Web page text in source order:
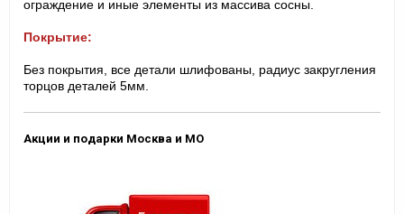
ограждение и иные элементы из массива сосны.
Покрытие:
Без покрытия, все детали шлифованы, радиус закругления
торцов деталей 5мм.
Акции и подарки Москва и МО